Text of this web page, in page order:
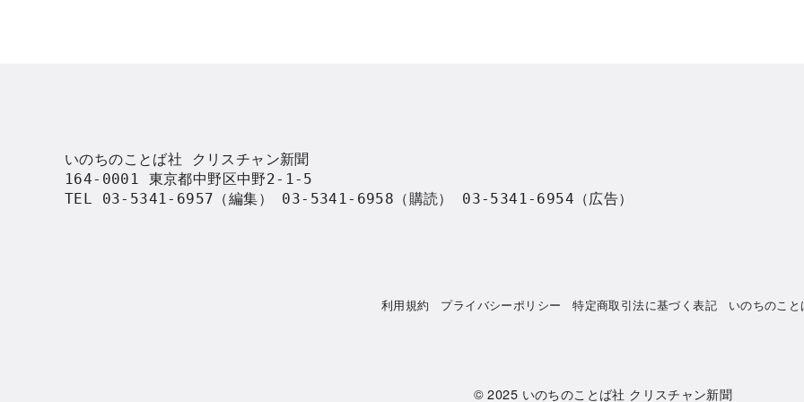
いのちのことば社 クリスチャン新聞
164-0001 東京都中野区中野2-1-5
TEL 03-5341-6957（編集） 03-5341-6958（購読） 03-5341-6954（広告）
利用規約 プライバシーポリシー 特定商取引法に基づく表記 いのちのこと
© 2025 いのちのことば社 クリスチャン新聞